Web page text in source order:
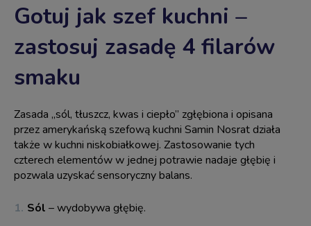
Gotuj jak szef kuchni –
zastosuj zasadę 4 filarów
smaku
Zasada „sól, tłuszcz, kwas i ciepło” zgłębiona i opisana
przez amerykańską szefową kuchni Samin Nosrat działa
także w kuchni niskobiałkowej. Zastosowanie tych
czterech elementów w jednej potrawie nadaje głębię i
pozwala uzyskać sensoryczny balans.
Sól – wydobywa głębię.